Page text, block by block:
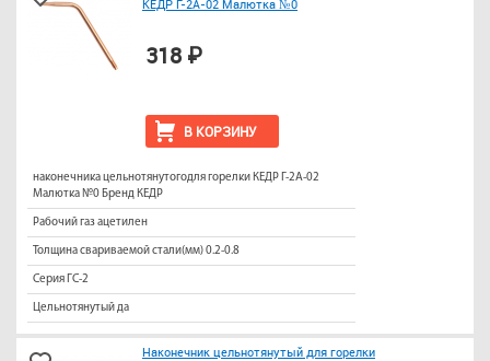
КЕДР Г-2А-02 Малютка №0
В КОРЗИНУ
318 ₽
наконечника цельнотянутогодля горелки КЕДР Г-2А-02
Малютка №0 Бренд КЕДР
Рабочий газ ацетилен
Толщина свариваемой стали(мм) 0.2-0.8
Серия ГС-2
Цельнотянутый да
Наконечник цельнотянутый для горелки